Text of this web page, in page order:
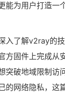
能为用户打造一
入了解v2ray的
方固件上完成从
突破地域限制访
的网络隐私，这